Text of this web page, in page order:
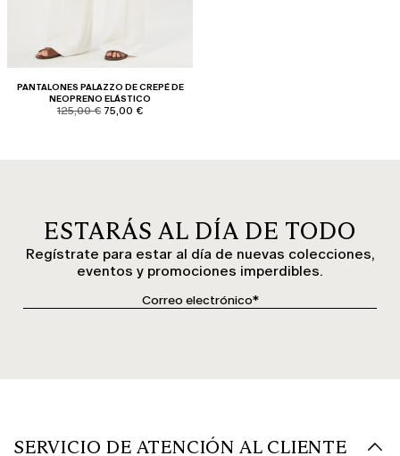
PANTALONES PALAZZO DE CREPÉ DE
NEOPRENO ELÁSTICO
product.price.original
125,00 € product.price.sale
75,00 €
ESTARÁS AL DÍA DE TODO
Regístrate para estar al día de nuevas colecciones,
eventos y promociones imperdibles.
SERVICIO DE ATENCIÓN AL CLIENTE